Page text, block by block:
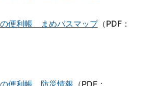
便利帳 まめバスマップ（PDF：